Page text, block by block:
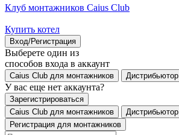
Клуб монтажников Caius Club
Купить котел
Вход/Регистрация
Выберете один из
способов входа в аккаунт
Caius Club для монтажников Дистрибьютор
У вас еще нет аккаунта?
Зарегистрироваться
Caius Club для монтажников
Дистрибьютор
Регистрация для монтажников